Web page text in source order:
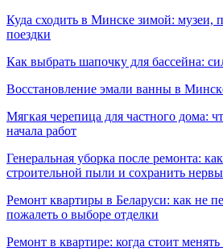
Куда сходить в Минске зимой: музеи,
поездки
Как выбрать шапочку для бассейна:
Восстановление эмали ванны в
Мягкая черепица для частного дома:
начала работ
Генеральная уборка после ремонта:
строительной пыли и сохранить нервы
Ремонт квартиры в Беларуси: как не
пожалеть о выборе отделки
Ремонт в квартире: когда стоит